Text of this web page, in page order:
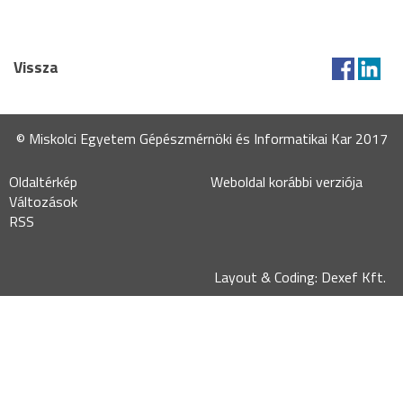
Vissza
© Miskolci Egyetem Gépészmérnöki és Informatikai Kar 2017
Oldaltérkép
Változások
RSS
Weboldal korábbi verziója
Layout & Coding: Dexef Kft.